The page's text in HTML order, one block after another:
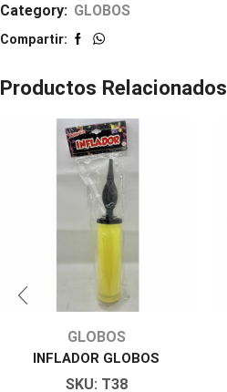
Category: GLOBOS
Compartir:
Productos Relacionados
GLOBOS
INFLADOR GLOBOS
SKU: T38